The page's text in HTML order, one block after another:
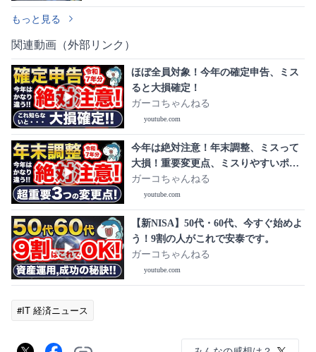
もっと見る
関連動画（外部リンク）
ほぼ全員対象！今年の確定申告、ミス
ると大損確定！
ガーコちゃんねる
youtube.com
今年は絶対注意！年末調整、ミスって
大損！重要変更点、ミスりやすいポイ
ント解説！
ガーコちゃんねる
youtube.com
【新NISA】50代・60代、今すぐ始めよ
う！9割の人がこれで安泰です。
ガーコちゃんねる
youtube.com
#IT 経済ニュース